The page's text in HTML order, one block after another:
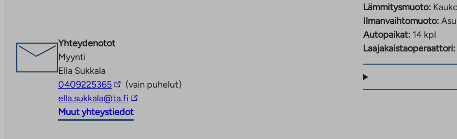
Yhteydenotot
Myynti
Ella Sukkala
0409225365Linkki
vie
ulkopuoliseen
(vain puhelut)
ella.sukkala@ta.fi Linkki
vie
Muut yhteystiedot
Lämmitysmuoto:
Ilmanvaihtomuoto:
Autopaikat: 14 kpl
Laajakaistaoperaattori: